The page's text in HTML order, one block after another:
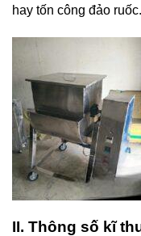
hay tốn công đảo ruốc.
II. Thông số kĩ